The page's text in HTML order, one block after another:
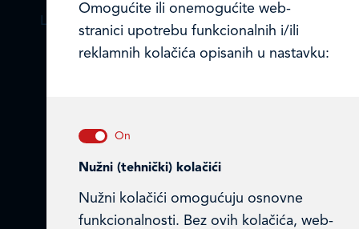
LEDO PLUS D.O.O.
Email:ledo@ledo.hr
Ledo Hrvatska
Omogućite ili onemogućite web-
stranici upotrebu funkcionalnih i/ili
reklamnih kolačića opisanih u nastavku:
Nužni (tehnički) kolačići
Nužni kolačići omogućuju osnovne
funkcionalnosti. Bez ovih kolačića, web-